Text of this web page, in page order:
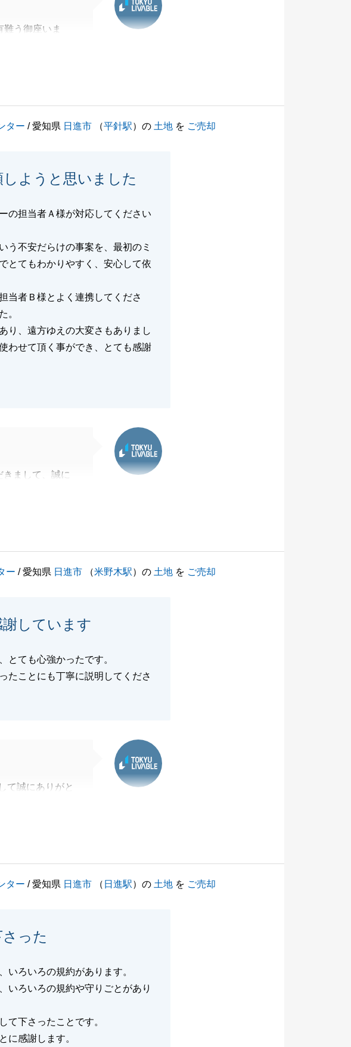
う御座いま
だき大変恐縮
くお願いいたし
ター / 愛知県 日進市 （平針駅）の 土地 を ご売却
ようと思いました
の担当者Ａ様が対応してください
う不安だらけの事案を、最初のミ
とてもわかりやすく、安心して依
当者Ｂ様とよく連携してくださ
。
り、遠方ゆえの大変さもありまし
わせて頂く事ができ、とても感謝
きまして、誠に
はの首都圏セン
ご縁が終わるわ
ー / 愛知県 日進市 （米野木駅）の 土地 を ご売却
しています
とても心強かったです。
たことにも丁寧に説明してくださ
て誠にありがと
。
なりとお気軽に
ター / 愛知県 日進市 （ 日進駅）の 土地 を ご売却
った
いろいろの規約があります。
いろいろの規約や守りごとがあり
て下さったことです。
に感謝します。